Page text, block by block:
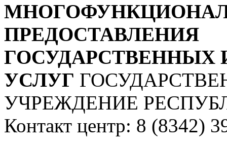
ПРЕДОСТАВЛЕНИЯ
УСЛУГ
УЧРЕЖДЕНИЕ
Контакт центр: 8 (8342)